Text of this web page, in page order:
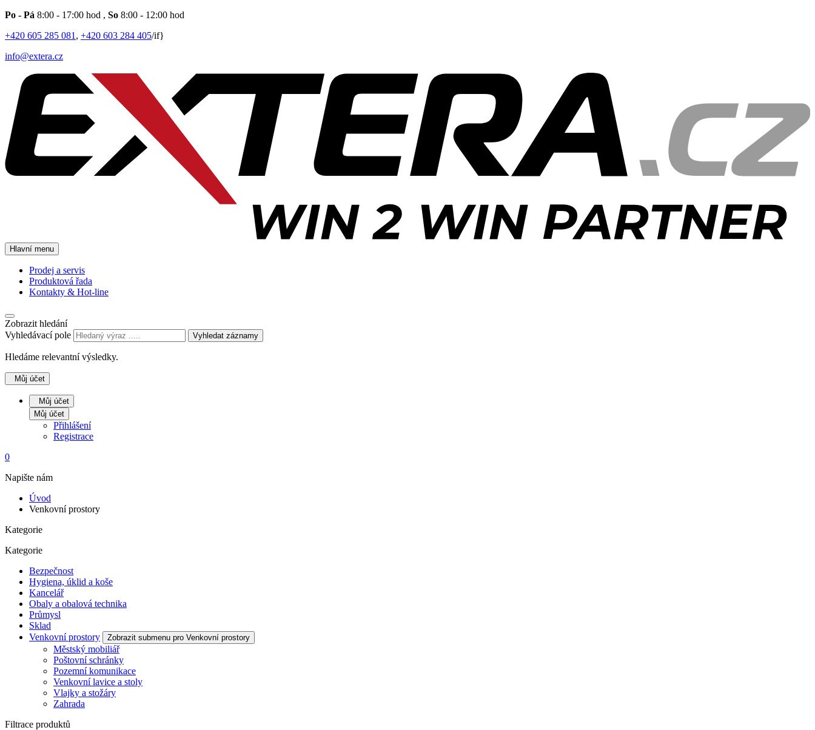
Po - Pá 8:00 - 17:00 hod , So 8:00 - 12:00 hod
+420 605 285 081 , +420 603 284 405/if}
info@extera.cz
Hlavní menu
Prodej a servis
Produktová řada
Kontakty & Hot-line
Zobrazit hledání
Vyhledávací pole
Vyhledat záznamy
Hledáme relevantní výsledky.
Můj účet
Můj účet
Můj účet
Přihlášení
Registrace
0
Napište nám
Úvod
Venkovní prostory
Kategorie
Kategorie
Bezpečnost
Hygiena, úklid a koše
Kancelář
Obaly a obalová technika
Průmysl
Sklad
Venkovní prostory
Zobrazit submenu pro Venkovní prostory
Městský mobiliář
Poštovní schránky
Pozemní komunikace
Venkovní lavice a stoly
Vlajky a stožáry
Zahrada
Filtrace produktů